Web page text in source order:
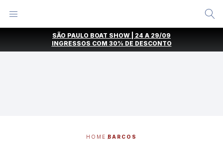
SÃO PAULO BOAT SHOW | 24 A 29/09
INGRESSOS COM 30% DE DESCONTO
HOME BARCOS